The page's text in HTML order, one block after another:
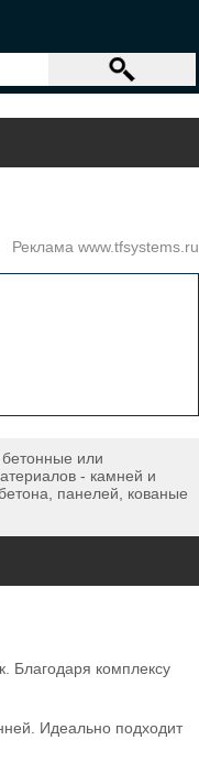
Реклама www.tfsystems.ru
или
- камней и
панелей, кованые
Благодаря комплексу
Идеально подходит